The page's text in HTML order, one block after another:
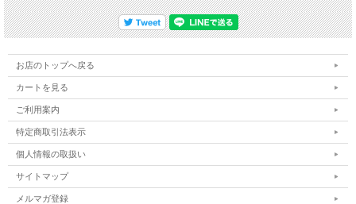
お店のトップへ戻る
カートを見る
ご利用案内
特定商取引法表示
個人情報の取扱い
サイトマップ
メルマガ登録